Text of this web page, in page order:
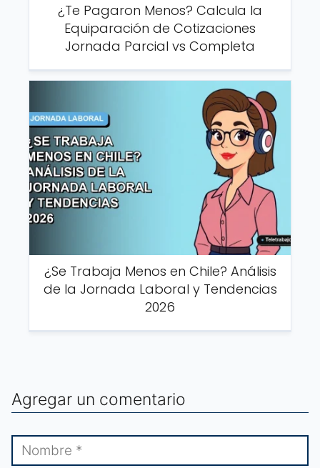
¿Te Pagaron Menos? Calcula la
Equiparación de Cotizaciones
Jornada Parcial vs Completa
¿Se Trabaja Menos en Chile? Análisis
de la Jornada Laboral y Tendencias
2026
Agregar un comentario